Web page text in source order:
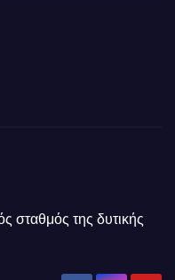
σταθμός της δυτικής